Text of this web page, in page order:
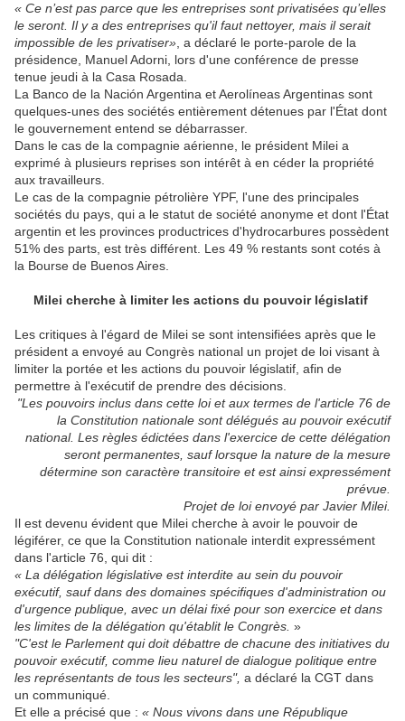
« Ce n’est pas parce que les entreprises sont privatisées qu’elles
le seront. Il y a des entreprises qu'il faut nettoyer, mais il serait
impossible de les privatiser» , a déclaré le porte-parole de la
présidence, Manuel Adorni, lors d'une conférence de presse
tenue jeudi à la Casa Rosada.
La Banco de la Nación Argentina et Aerolíneas Argentinas sont
quelques-unes des sociétés entièrement détenues par l'État dont
le gouvernement entend se débarrasser.
Dans le cas de la compagnie aérienne, le président Milei a
exprimé à plusieurs reprises son intérêt à en céder la propriété
aux travailleurs.
Le cas de la compagnie pétrolière YPF, l'une des principales
sociétés du pays, qui a le statut de société anonyme et dont l'État
argentin et les provinces productrices d'hydrocarbures possèdent
51% des parts, est très différent. Les 49 % restants sont cotés à
la Bourse de Buenos Aires.
Milei cherche à limiter les actions du pouvoir législatif
Les critiques à l'égard de Milei se sont intensifiées après que le
président a envoyé au Congrès national un projet de loi visant à
limiter la portée et les actions du pouvoir législatif, afin de
permettre à l'exécutif de prendre des décisions.
"Les pouvoirs inclus dans cette loi et aux termes de l'article 76 de
la Constitution nationale sont délégués au pouvoir exécutif
national. Les règles édictées dans l'exercice de cette délégation
seront permanentes, sauf lorsque la nature de la mesure
détermine son caractère transitoire et est ainsi expressément
prévue.
Projet de loi envoyé par Javier Milei.
Il est devenu évident que Milei cherche à avoir le pouvoir de
légiférer, ce que la Constitution nationale interdit expressément
dans l'article 76, qui dit :
« La délégation législative est interdite au sein du pouvoir
exécutif, sauf dans des domaines spécifiques d'administration ou
d'urgence publique, avec un délai fixé pour son exercice et dans
les limites de la délégation qu'établit le Congrès. »
"C'est le Parlement qui doit débattre de chacune des initiatives du
pouvoir exécutif, comme lieu naturel de dialogue politique entre
les représentants de tous les secteurs", a déclaré la CGT dans
un communiqué.
Et elle a précisé que : « Nous vivons dans une République